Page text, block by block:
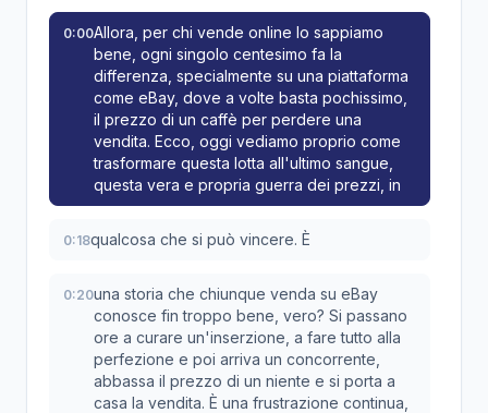
0:00Allora, per chi vende online lo sappiamo
bene, ogni singolo centesimo fa la
differenza, specialmente su una piattaforma
come eBay, dove a volte basta pochissimo,
il prezzo di un caffè per perdere una
vendita. Ecco, oggi vediamo proprio come
trasformare questa lotta all'ultimo sangue,
questa vera e propria guerra dei prezzi, in
0:18qualcosa che si può vincere. È
0:20una storia che chiunque venda su eBay
conosce fin troppo bene, vero? Si passano
ore a curare un'inserzione, a fare tutto alla
perfezione e poi arriva un concorrente,
abbassa il prezzo di un niente e si porta a
casa la vendita. È una frustrazione continua,